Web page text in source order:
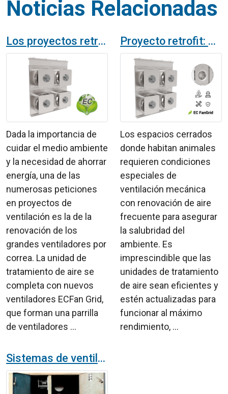
Noticias Relacionadas
Los proyectos retrofit con ventiladores EC Fan Grid ahorran energía
Dada la importancia de
cuidar el medio ambiente
y la necesidad de ahorrar
energía, una de las
numerosas peticiones
en proyectos de
ventilación es la de la
renovación de los
grandes ventiladores por
correa. La unidad de
tratamiento de aire se
completa con nuevos
ventiladores ECFan Grid,
que forman una parrilla
de ventiladores ...
Proyecto retrofit: modernización de una UTA con ECFanGrid en espacio para animales
Los espacios cerrados
donde habitan animales
requieren condiciones
especiales de
ventilación mecánica
con renovación de aire
frecuente para asegurar
la salubridad del
ambiente. Es
imprescindible que las
unidades de tratamiento
de aire sean eficientes y
estén actualizadas para
funcionar al máximo
rendimiento, ...
Sistemas de ventilación más eficientes gracias a proyectos de modernización con EC FanGrid